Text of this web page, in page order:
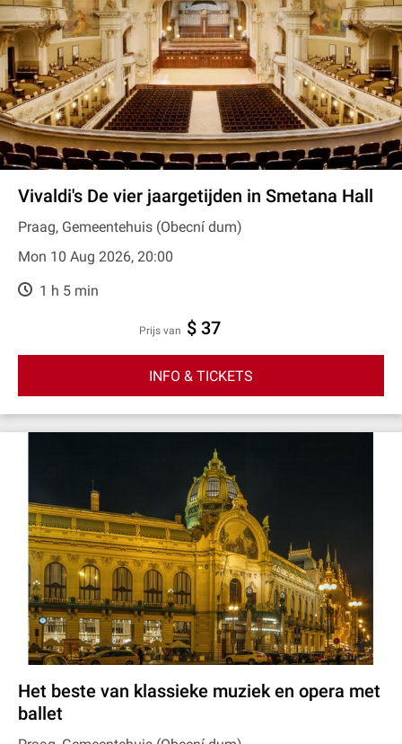
Vivaldi's De vier jaargetijden in Smetana Hall
Praag, Gemeentehuis (Obecní dum)
Mon 10 Aug 2026, 20:00
1 h 5 min
prijs van $ 37
INFO & TICKETS
Het beste van klassieke muziek en opera met
ballet